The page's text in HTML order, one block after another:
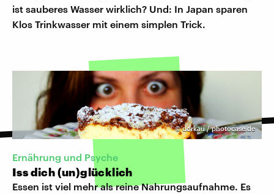
ist sauberes Wasser wirklich? Und: In Japan sparen
Klos Trinkwasser mit einem simplen Trick.
©dorkau / photocase.de
Ernährung und Psyche
Iss dich (un)glücklich
Essen ist viel mehr als reine Nahrungsaufnahme. Es